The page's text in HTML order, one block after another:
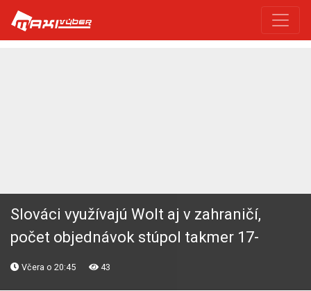
Slováci využívajú Wolt aj v zahraničí,
počet objednávok stúpol takmer 17-
násobne
Včera o 20:45 43